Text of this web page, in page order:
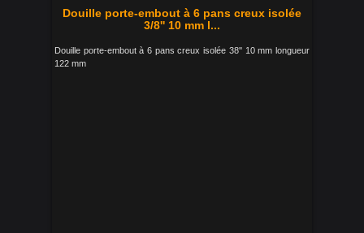
Douille porte-embout à 6 pans creux isolée
3/8'' 10 mm l...
Douille porte-embout à 6 pans creux isolée 38'' 10 mm longueur
122 mm